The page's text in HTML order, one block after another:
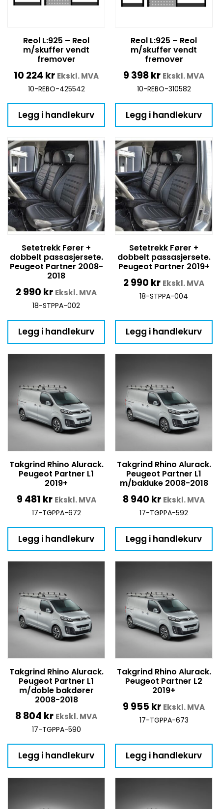
Reol L:925 – Reol
m/skuffer vendt
fremover
10 224 kr Ekskl. MVA
10-REBO-425542
Legg i handlekurv
Reol L:925 – Reol
m/skuffer vendt
fremover
9 398kr Ekskl. MVA
10-REBO-310582
Legg i handlekurv
Setetrekk Fører +
dobbelt passasjersete.
Peugeot Partner 2008-
2018
2 990 kr Ekskl. MVA
18-STPPA-002
Legg i handlekurv
Setetrekk Fører +
dobbelt passasjersete.
Peugeot Partner 2019+
2 990 kr Ekskl. MVA
18-STPPA-004
Legg i handlekurv
Takgrind Rhino Alurack.
Peugeot Partner L1
2019+
9 481 kr Ekskl. MVA
17-TGPPA-672
Legg i handlekurv
Takgrind Rhino Alurack.
Peugeot Partner L1
m/bakluke 2008-2018
8 940 kr Ekskl. MVA
17-TGPPA-592
Legg i handlekurv
Takgrind Rhino Alurack.
Peugeot Partner L1
m/doble bakdører
2008-2018
8 804 kr Ekskl. MVA
17-TGPPA-590
Legg i handlekurv
Takgrind Rhino Alurack.
Peugeot Partner L2
2019+
9 955 kr Ekskl. MVA
17-TGPPA-673
Legg i handlekurv